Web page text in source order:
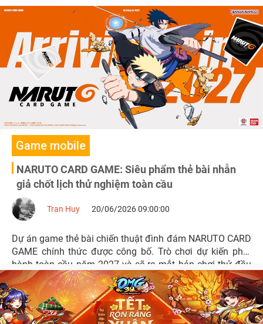
Game mobile
NARUTO CARD GAME: Siêu phẩm thẻ bài nhẫn
giả chốt lịch thử nghiệm toàn cầu
Tran Huy 20/06/2026 09:00:00
Dự án game thẻ bài chiến thuật đình đám NARUTO CARD
GAME chính thức được công bố. Trò chơi dự kiến phát
hành toàn cầu năm 2027 và sẽ ra mắt bản chơi thử đầu
tiên tại sự kiện Gen Con 2026 cùng nhiều phần quà giới
hạn.